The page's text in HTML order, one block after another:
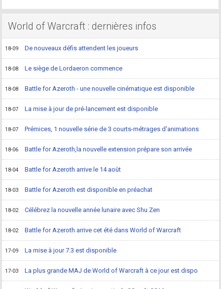
World of Warcraft : dernières infos
18-09 De nouveaux défis attendent les joueurs
18-08 Le siège de Lordaeron commence
18-08 Battle for Azeroth - une nouvelle cinématique est disponible
18-07 La mise à jour de pré-lancement est disponible
18-07 Prémices, 1 nouvelle série de 3 courts-métrages d'animations
18-06 Battle for Azeroth,la nouvelle extension prépare son arrivée
18-04 Battle for Azeroth arrive le 14 août
18-03 Battle for Azeroth est disponible en préachat
18-02 Célébrez la nouvelle année lunaire avec Shu Zen
18-02 Battle for Azeroth arrive cet été dans World of Warcraft
17-09 La mise à jour 7.3 est disponible
17-03 La plus grande MAJ de World of Warcraft à ce jour est dispo